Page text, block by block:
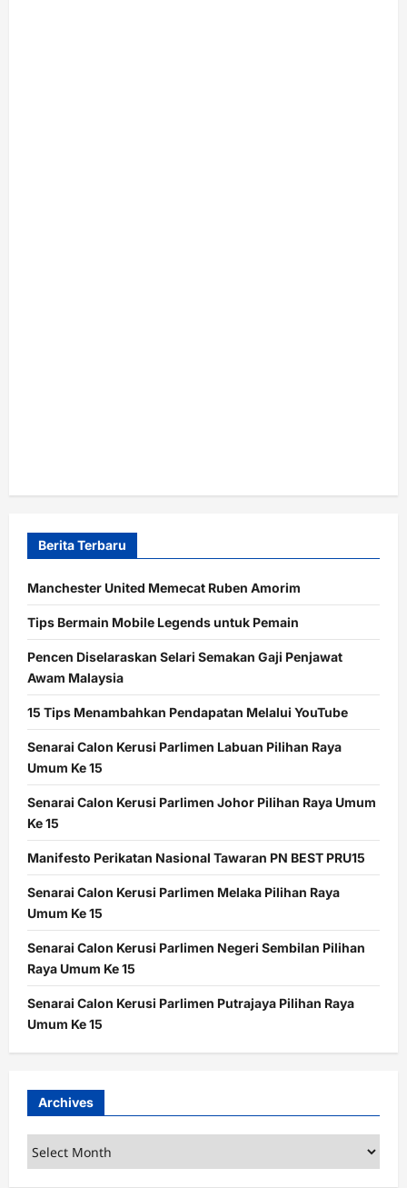
Berita Terbaru
Manchester United Memecat Ruben Amorim
Tips Bermain Mobile Legends untuk Pemain
Pencen Diselaraskan Selari Semakan Gaji Penjawat
Awam Malaysia
15 Tips Menambahkan Pendapatan Melalui YouTube
Senarai Calon Kerusi Parlimen Labuan Pilihan Raya
Umum Ke 15
Senarai Calon Kerusi Parlimen Johor Pilihan Raya Umum
Ke 15
Manifesto Perikatan Nasional Tawaran PN BEST PRU15
Senarai Calon Kerusi Parlimen Melaka Pilihan Raya
Umum Ke 15
Senarai Calon Kerusi Parlimen Negeri Sembilan Pilihan
Raya Umum Ke 15
Senarai Calon Kerusi Parlimen Putrajaya Pilihan Raya
Umum Ke 15
Archives
Archives